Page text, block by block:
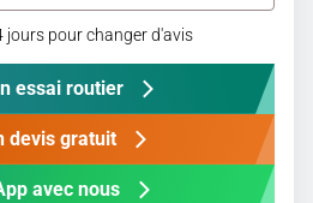
jours pour changer d'avis
essai routier
devis gratuit
avec nous